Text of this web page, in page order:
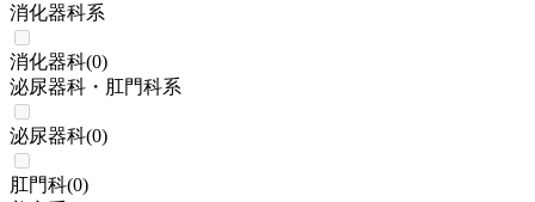
消化器科系
消化器科(0)
泌尿器科・肛門科系
泌尿器科(0)
肛門科(0)